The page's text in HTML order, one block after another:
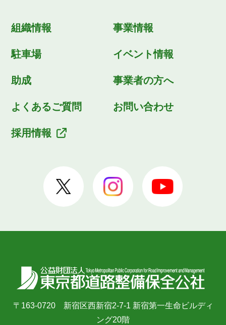
組織情報 事業情報
駐車場 イベント情報
助成 事業者の方へ
よくあるご質問 お問い合わせ
採用情報
〒163-0720 新宿区西新宿2-7-1 新宿第一生命ビルディ
ング20階